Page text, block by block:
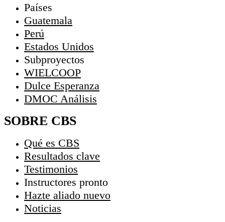
Países
Guatemala
Perú
Estados Unidos
Subproyectos
WIELCOOP
Dulce Esperanza
DMOC Análisis
SOBRE CBS
Qué es CBS
Resultados clave
Testimonios
Instructores pronto
Hazte aliado nuevo
Noticias